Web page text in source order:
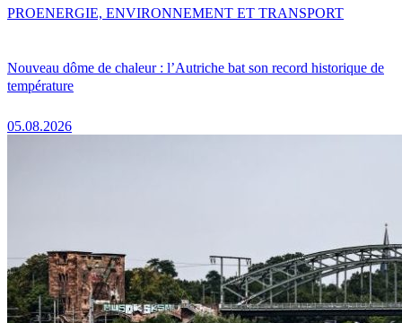
Nouveau dôme de chaleur : l’Autriche bat son record historique de
température
05.08.2026
PROENERGIE, ENVIRONNEMENT ET TRANSPORT